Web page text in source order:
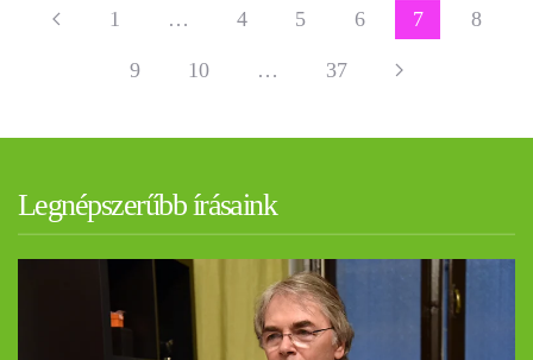
1 … 4 5 6 7 8
9 10 … 37
Legnépszerűbb írásaink